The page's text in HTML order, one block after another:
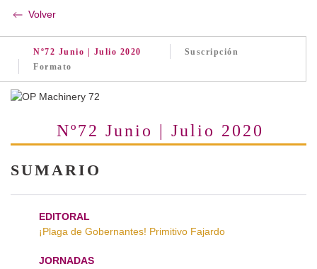
Volver
Nº72 Junio | Julio 2020
Suscripción
Formato
Nº72 Junio | Julio 2020
SUMARIO
EDITORAL
¡Plaga de Gobernantes! Primitivo Fajardo
JORNADAS